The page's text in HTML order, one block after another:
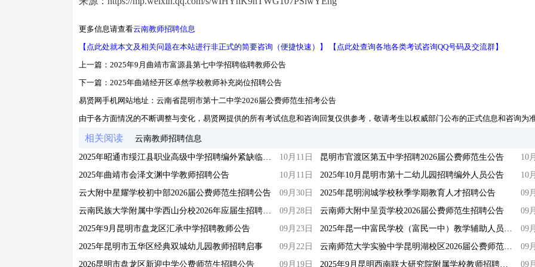
更多信息请查看云南教师招聘信息
【点此处就本文及相关问题在本站进行非正式的简要咨询（便捷快速）】
【点此处查询各地各类考试咨询QQ号码及交流群】
上一篇： 2025年9月曲靖市富源县第七中学招聘临聘教师公告
下一篇： 2025年曲靖经开区卓然学校教师补充岗位招聘公告
易贤网手机网站地址： 云南省昆明市第十二中学2026届公费师范生招考公告
由于各方面情况的不断调整与变化，易贤网提供的所有考试信息和咨询回复仅供参考，敬请考生以权威部门公布的正式信息和咨询为
相关阅读 云南教师招聘信息
10月11日 昆明市官渡区第五中学招聘2026届公费师范生公告
10
2025年曲靖市会泽文渊中学教师招聘公告
10月11日 2025年10月昆明市第十二幼儿园招聘编外人员公告
10
云大附中星耀学校初中部2026届公费师范生招聘公告
09月30日 2025年昆明润城学校秋季学期教育人才招聘公告
09
09月28日 云南师大附中呈贡学校2026届公费师范生招聘公告
09
2025年9月昆明市盘龙区汇承中学招聘教师公告
09月23日
09
2025年昆明市五华区经典双城幼儿园教师招聘启事
09月22日
09
2026昆明市盘龙区新迎中学公费师范生招聘公告
09月19日 09